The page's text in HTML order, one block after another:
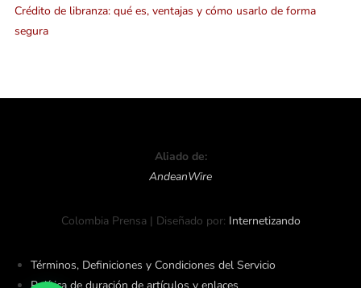
Crédito de libranza: qué es, ventajas y cómo usarlo de forma
segura
Aliado de:
AndeanWire
Colombia Prensa | Diseñado por: Internetizando
Términos, Definiciones y Condiciones del Servicio